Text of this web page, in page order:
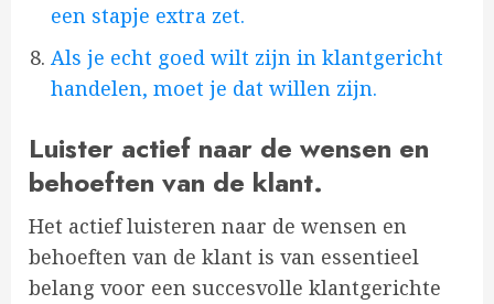
een stapje extra zet.
Als je echt goed wilt zijn in klantgericht
handelen, moet je dat willen zijn.
Luister actief naar de wensen en
behoeften van de klant.
Het actief luisteren naar de wensen en
behoeften van de klant is van essentieel
belang voor een succesvolle klantgerichte